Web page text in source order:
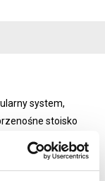
system,
stoisko
reklamowa
złożeniu. Całe
samochodem